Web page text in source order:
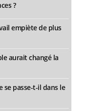
?
empiète de plus
aurait changé la
se passe-t-il dans le